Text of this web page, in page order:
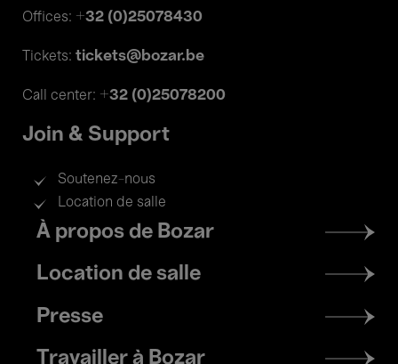
Offices: +32 (0)25078430
Tickets: tickets@bozar.be
Call center: +32 (0)25078200
Join & Support
Soutenez-nous
Location de salle
Footer
menu
À propos de Bozar
Location de salle
Presse
Travailler à Bozar